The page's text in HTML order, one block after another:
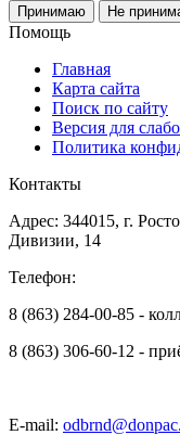
Принимаю Не
Помощь
Главная
Карта сайта
Поиск по сайту
Версия для
Политика
Контакты
Адрес: 344015, г.
Дивизии, 14
Телефон:
8 (863) 284-00-85 -
8 (863) 306-60-12 -
E-mail: